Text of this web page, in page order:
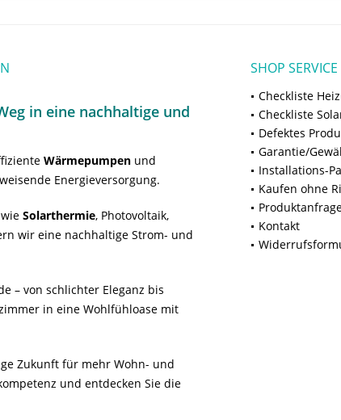
in eine nachhaltige und
Wärmepumpen und
Energieversorgung.
Solarthermie, Photovoltaik,
wir eine nachhaltige Strom- und
– von schlichter Eleganz bis
in eine Wohlfühloase mit
Zukunft für mehr Wohn- und
und entdecken Sie die
SHOP SERVICE
Checkliste
Checkliste
Defektes
Garantie/
Installations-
Kaufen ohne
Kontakt